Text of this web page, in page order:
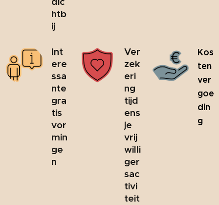
htb
ij
Int
ere
ssa
nte
gra
tis
vor
min
ge
n
Ver
zek
eri
ng
tijd
ens
je
vrij
willi
ger
sac
tivi
teit
Kos
ten
ver
goe
din
g